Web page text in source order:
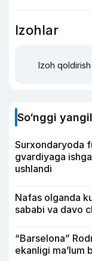
Izohlar
Izoh
So‘nggi
Surxondaryoda
gvardiyaga
ushlandi
Nafas olganda
sababi va davo
“Barselona”
ekanligi ma’lum